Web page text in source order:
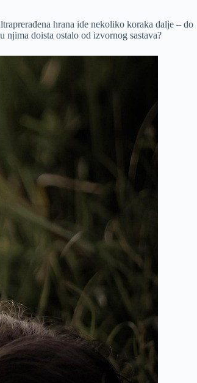
hrana ide nekoliko koraka dalje – do
njima doista ostalo od izvornog sastava?